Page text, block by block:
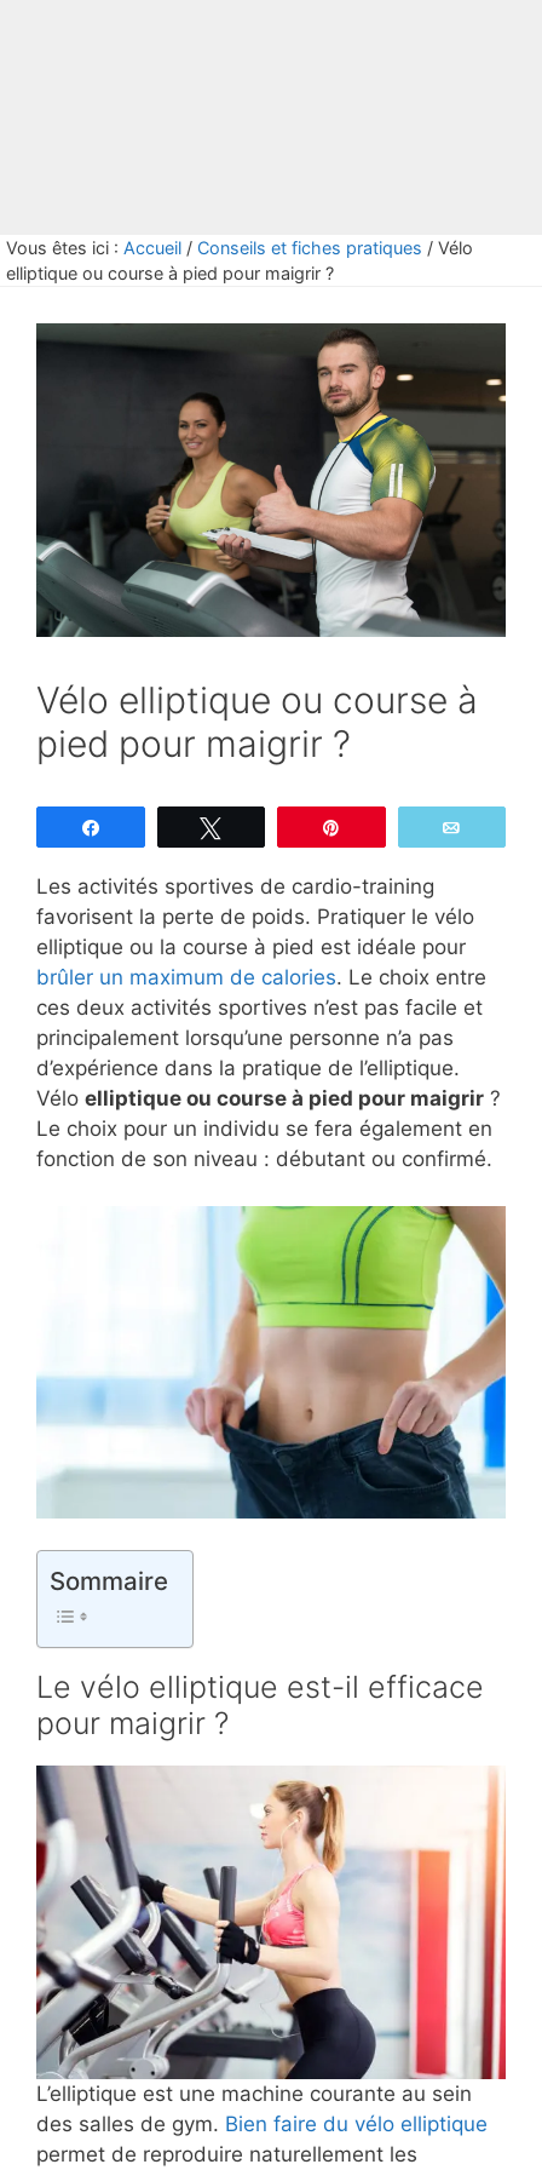
Vous êtes ici : Accueil / Conseils et fiches pratiques / Vélo
elliptique ou course à pied pour maigrir ?
Vélo elliptique ou course à
pied pour maigrir ?
Les activités sportives de cardio-training
favorisent la perte de poids. Pratiquer le vélo
elliptique ou la course à pied est idéale pour
brûler un maximum de calories. Le choix entre
ces deux activités sportives n’est pas facile et
principalement lorsqu’une personne n’a pas
d’expérience dans la pratique de l’elliptique.
Vélo elliptique ou course à pied pour maigrir ?
Le choix pour un individu se fera également en
fonction de son niveau : débutant ou confirmé.
Sommaire
Le vélo elliptique est-il efficace
pour maigrir ?
L’elliptique est une machine courante au sein
des salles de gym. Bien faire du vélo elliptique
permet de reproduire naturellement les